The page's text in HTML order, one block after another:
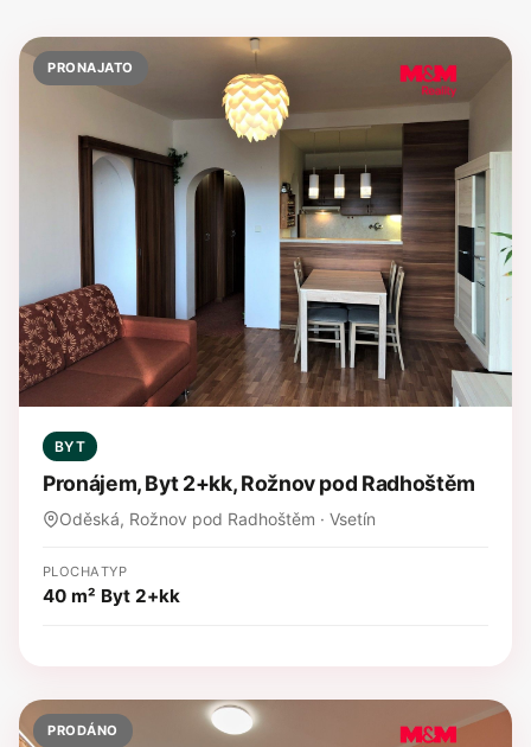
PRONAJATO
BYT
Pronájem, Byt 2+kk, Rožnov pod Radhoštěm
Oděská, Rožnov pod Radhoštěm · Vsetín
PLOCHA
40 m²
TYP
Byt 2+kk
PRODÁNO